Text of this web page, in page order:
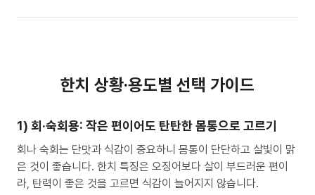
한치 상황·용도별 선택 가이드
1) 회·숙회용: 작은 편이어도 탄탄한 몸통으로 고르기
회나 숙회는 단맛과 식감이 중요하니 몸통이 단단하고 살빛이 맑
은 것이 좋습니다. 한치 특징은 오징어보다 살이 부드러운 편이
라, 탄력이 좋은 것을 고르면 식감이 늘어지지 않습니다.